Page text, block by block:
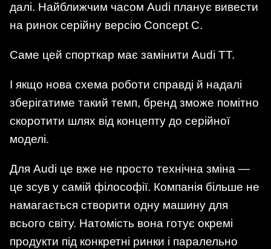
далі. Найближчим часом Audi планує вивести
на ринок серійну версію Concept C.
Саме цей спорткар має замінити Audi TT.
І якщо нова схема роботи справді й надалі
зберігатиме такий темп, бренд зможе помітно
скоротити шлях від концепту до серійної
моделі.
Для Audi це вже не просто технічна зміна —
це зсув у самій філософії. Компанія більше не
намагається створити одну машину для
всього світу. Натомість вона готує окремі
продукти під конкретні ринки і паралельно